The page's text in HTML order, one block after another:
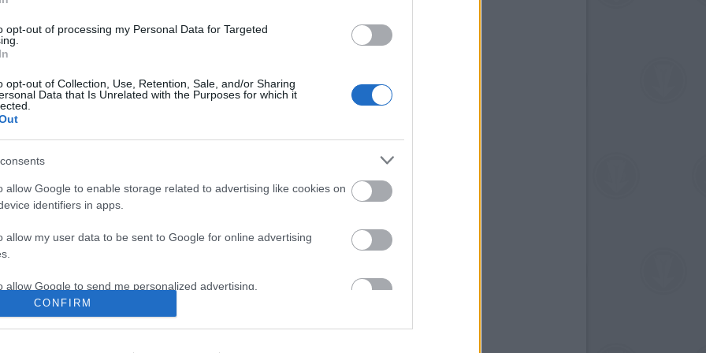
opt-out of processing my Personal Data for Targeted
opt-out of Collection, Use, Retention, Sale, and/or Sharing
Data that Is Unrelated with the Purposes for which it
allow Google to enable storage related to advertising like cookies on
identifiers in apps.
allow my user data to be sent to Google for online advertising
allow Google to send me personalized advertising.
CONFIRM